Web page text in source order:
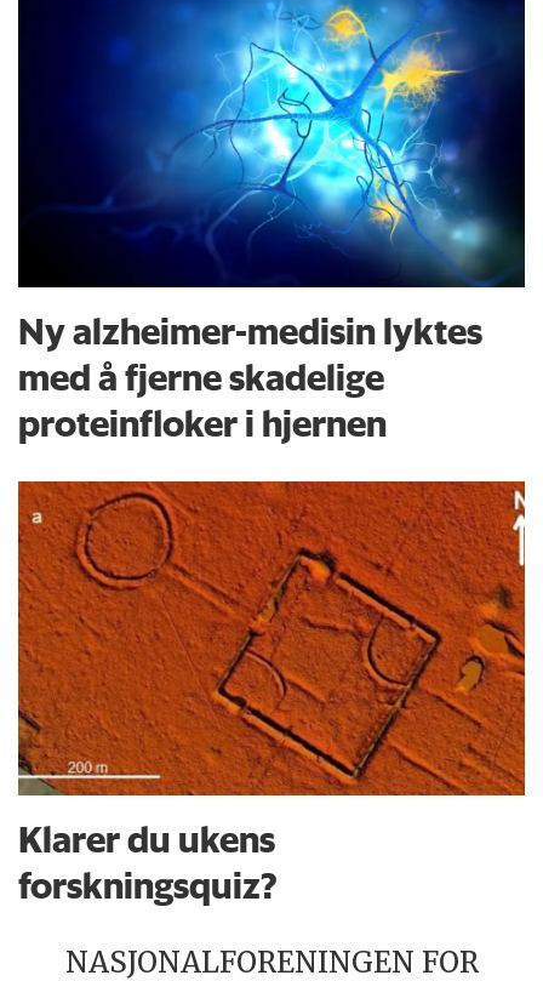
Ny alzheimer-medisin lyktes
med å fjerne skadelige
proteinfloker i hjernen
Klarer du ukens
forskningsquiz?
NASJONALFORENINGEN FOR